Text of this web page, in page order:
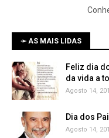
➛ AS MAIS LIDAS
Feliz dia
da vida a
Agosto 14,
Dia dos
Agosto 14,